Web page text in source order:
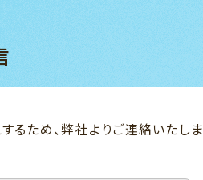
るため、弊社よりご連絡いたしま